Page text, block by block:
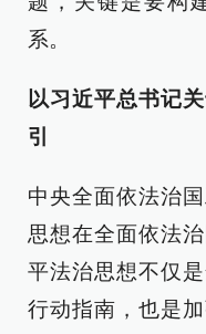
系。
以习近平总书记
引
中央全面依法治
思想在全面依法
平法治思想不仅
行动指南，也是